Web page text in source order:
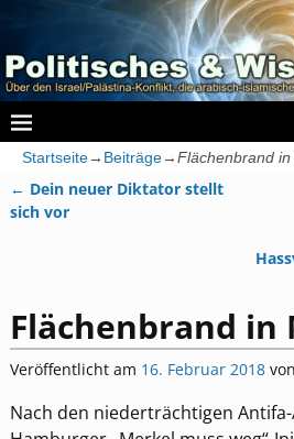
Startseite→ Beiträge→Flächenbrand
Artikelnavigation
← Dein neuer Diktator stellt
sich vor
Flächenbrand in
Veröffentlicht am 16. Februar 2018 von
Nach den niederträchtigen